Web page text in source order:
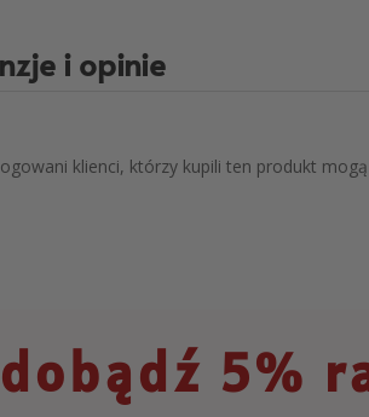
i opinie
klienci, którzy kupili ten produkt
5%